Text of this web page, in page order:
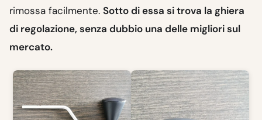
rimossa facilmente. Sotto di essa si trova la ghiera
di regolazione, senza dubbio una delle migliori sul
mercato.